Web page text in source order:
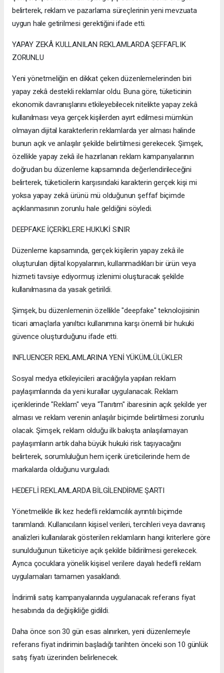
belirterek, reklam ve pazarlama süreçlerinin yeni mevzuata
uygun hale getirilmesi gerektiğini ifade etti.
YAPAY ZEKÂ KULLANILAN REKLAMLARDA ŞEFFAFLIK
ZORUNLU
Yeni yönetmeliğin en dikkat çeken düzenlemelerinden biri
yapay zekâ destekli reklamlar oldu. Buna göre, tüketicinin
ekonomik davranışlarını etkileyebilecek nitelikte yapay zekâ
kullanılması veya gerçek kişilerden ayırt edilmesi mümkün
olmayan dijital karakterlerin reklamlarda yer alması halinde
bunun açık ve anlaşılır şekilde belirtilmesi gerekecek. Şimşek,
özellikle yapay zekâ ile hazırlanan reklam kampanyalarının
doğrudan bu düzenleme kapsamında değerlendirileceğini
belirterek, tüketicilerin karşısındaki karakterin gerçek kişi mi
yoksa yapay zekâ ürünü mü olduğunun şeffaf biçimde
açıklanmasının zorunlu hale geldiğini söyledi.
DEEPFAKE İÇERİKLERE HUKUKİ SINIR
Düzenleme kapsamında, gerçek kişilerin yapay zekâ ile
oluşturulan dijital kopyalarının, kullanmadıkları bir ürün veya
hizmeti tavsiye ediyormuş izlenimi oluşturacak şekilde
kullanılmasına da yasak getirildi.
Şimşek, bu düzenlemenin özellikle "deepfake" teknolojisinin
ticari amaçlarla yanıltıcı kullanımına karşı önemli bir hukuki
güvence oluşturduğunu ifade etti.
INFLUENCER REKLAMLARINA YENİ YÜKÜMLÜLÜKLER
Sosyal medya etkileyicileri aracılığıyla yapılan reklam
paylaşımlarında da yeni kurallar uygulanacak. Reklam
içeriklerinde "Reklam" veya "Tanıtım" ibaresinin açık şekilde yer
alması ve reklam verenin anlaşılır biçimde belirtilmesi zorunlu
olacak. Şimşek, reklam olduğu ilk bakışta anlaşılamayan
paylaşımların artık daha büyük hukuki risk taşıyacağını
belirterek, sorumluluğun hem içerik üreticilerinde hem de
markalarda olduğunu vurguladı.
HEDEFLİ REKLAMLARDA BİLGİLENDİRME ŞARTI
Yönetmelikle ilk kez hedefli reklamcılık ayrıntılı biçimde
tanımlandı. Kullanıcıların kişisel verileri, tercihleri veya davranış
analizleri kullanılarak gösterilen reklamların hangi kriterlere göre
sunulduğunun tüketiciye açık şekilde bildirilmesi gerekecek.
Ayrıca çocuklara yönelik kişisel verilere dayalı hedefli reklam
uygulamaları tamamen yasaklandı.
İndirimli satış kampanyalarında uygulanacak referans fiyat
hesabında da değişikliğe gidildi.
Daha önce son 30 gün esas alınırken, yeni düzenlemeyle
referans fiyat indirimin başladığı tarihten önceki son 10 günlük
satış fiyatı üzerinden belirlenecek.